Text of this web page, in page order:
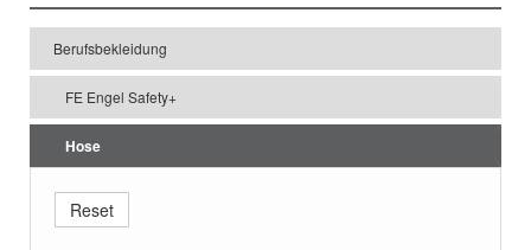
Berufsbekleidung
FE Engel Safety+
Hose